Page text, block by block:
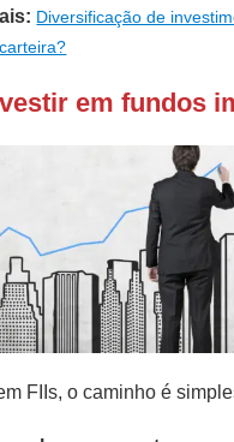
Diversificação de
em fundos
FIIs, o caminho é